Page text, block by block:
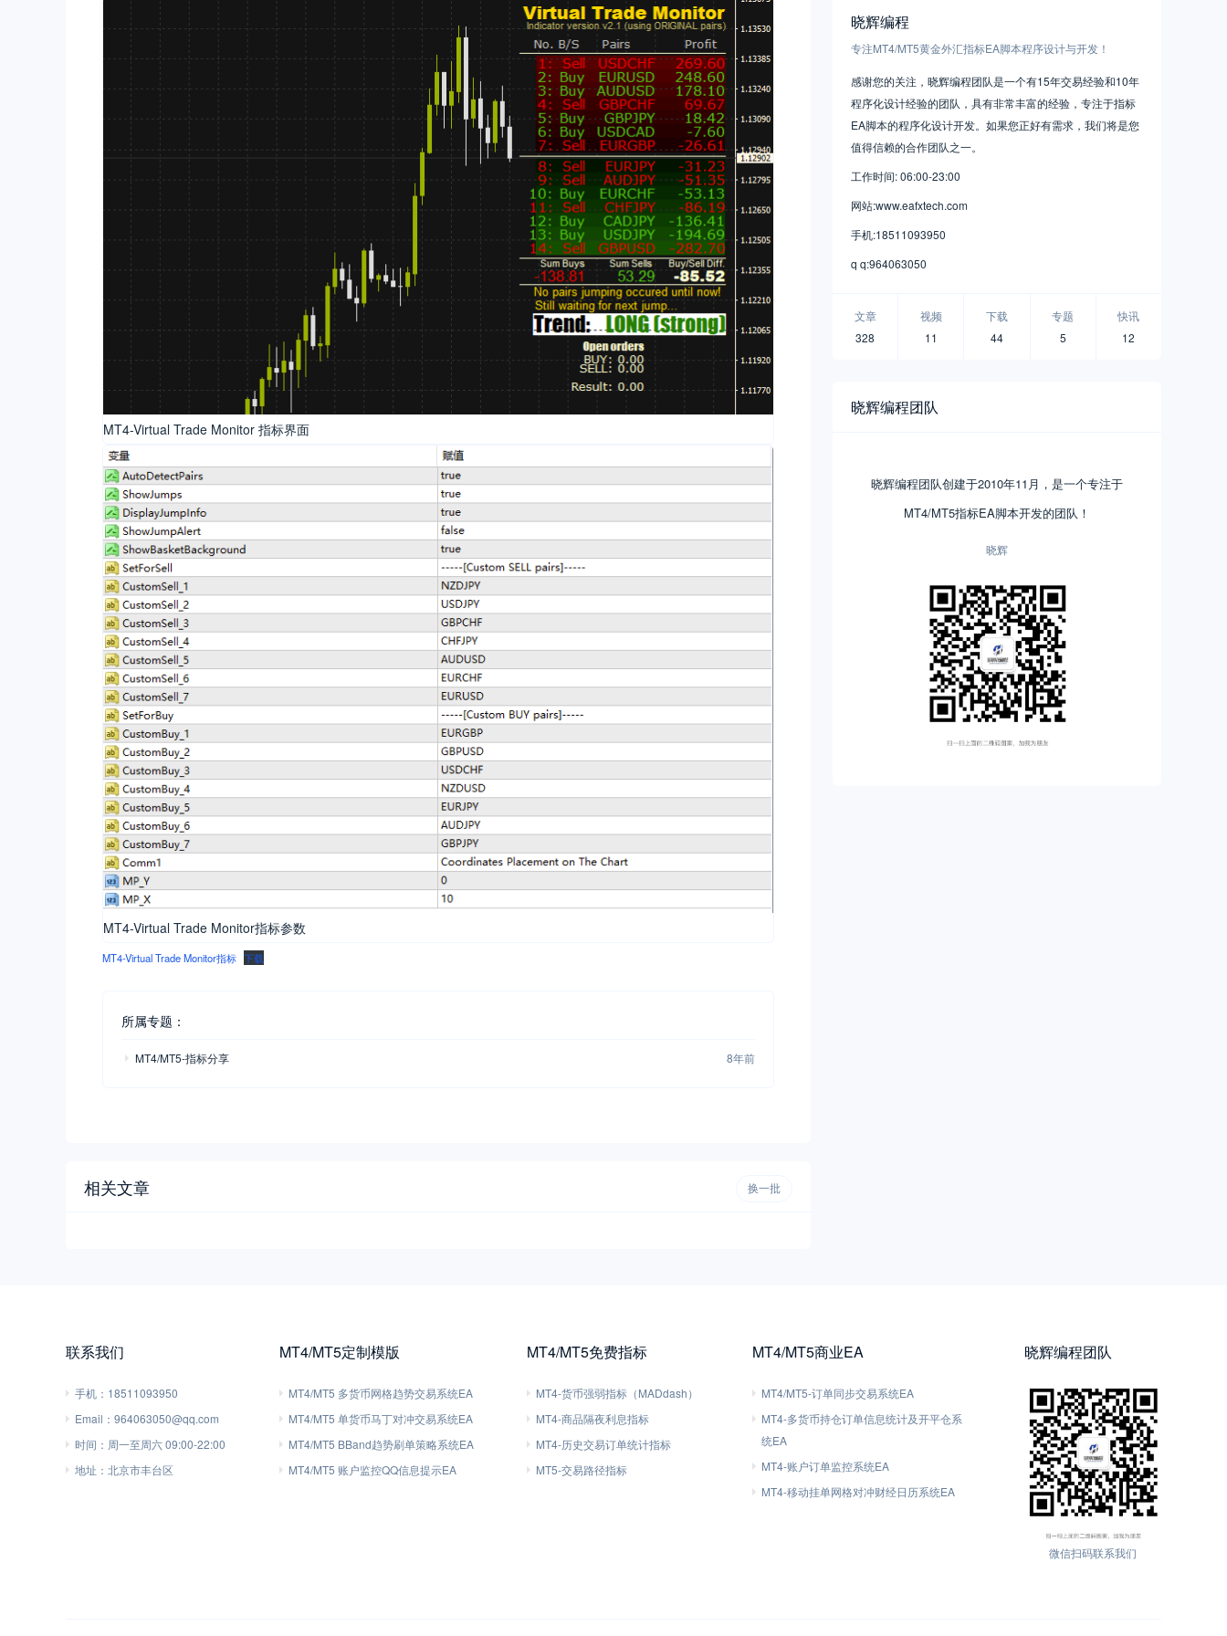
MT4-Virtual Trade Monitor 指标界面
MT4-Virtual Trade Monitor指标参数
MT4-Virtual Trade Monitor指标 下载
所属专题：
MT4/MT5-指标分享 8年前
相关文章 换一批
晓辉编程
专注MT4/MT5黄金外汇指标EA脚本程序设计与开发！
感谢您的关注，晓辉编程团队是一个有15年交易经验和10年
程序化设计经验的团队，具有非常丰富的经验，专注于指标
EA脚本的程序化设计开发。如果您正好有需求，我们将是您
值得信赖的合作团队之一。
工作时间: 06:00-23:00
网站:www.eafxtech.com
手机:18511093950
q q:964063050
文章
328
视频
11
下载
44
专题
5
快讯
12
晓辉编程团队
晓辉编程团队创建于2010年11月，是一个专注于
MT4/MT5指标EA脚本开发的团队！
晓辉
联系我们
手机： 18511093950
Email： 964063050@qq.com
时间： 周一至周六 09:00-22:00
地址： 北京市丰台区
MT4/MT5定制模版
MT4/MT5 多货币网格趋势交易系统EA
MT4/MT5 单货币马丁对冲交易系统EA
MT4/MT5 BBand趋势刷单策略系统EA
MT4/MT5 账户监控QQ信息提示EA
MT4/MT5免费指标
MT4-货币强弱指标（MADdash）
MT4-商品隔夜利息指标
MT4-历史交易订单统计指标
MT5-交易路径指标
MT4/MT5商业EA
MT4/MT5-订单同步交易系统EA
MT4-多货币持仓订单信息统计及开平仓系
统EA
MT4-账户订单监控系统EA
MT4-移动挂单网格对冲财经日历系统EA
晓辉编程团队
微信扫码联系我们